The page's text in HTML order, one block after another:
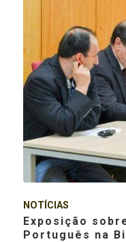
NOTÍCIAS
Exposição
Português na